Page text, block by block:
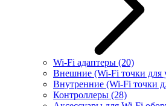
Wi-Fi адаптеры (20)
Внешние (Wi-Fi точки для
Внутренние (Wi-Fi точки
Контроллеры (28)